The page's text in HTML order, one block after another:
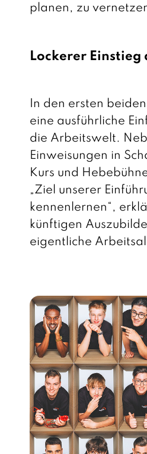
planen, zu
Lockerer
In den ersten
eine ausführliche
die Arbeitswelt.
Einweisungen in
Kurs und
„Ziel unserer
kennenlernen“,
künftigen
eigentliche